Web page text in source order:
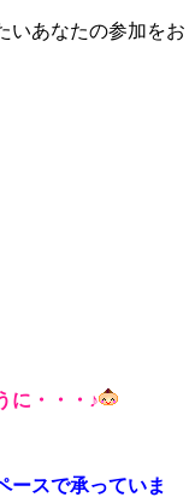
いあなたの参加をお
に・・・♪
ースで承っていま